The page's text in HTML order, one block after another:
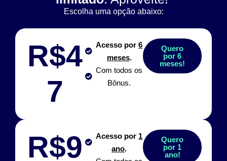
Escolha uma opção abaixo:
R$4
7
Acesso por6
meses.
Com todos os
Bônus.
Quero
por 6
meses!
R$9
Acesso por 1
ano.
Quero
por 1
ano!